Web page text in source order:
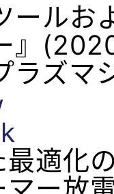
ール
』
ラズマ
最適化